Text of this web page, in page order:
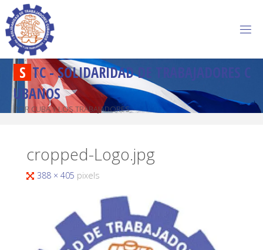
S TC-SOLIDARIDADD R A BAJADORES C
U BANOS
POR CUBA Y LOS TRABAJADORES
cropped-Logo.jpg
388 × 405 pixels